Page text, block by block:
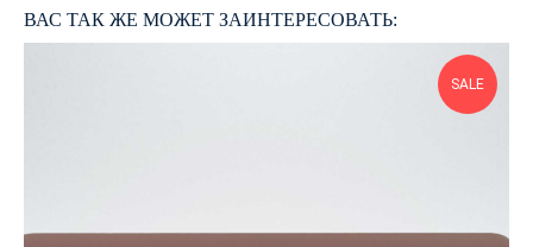
ВАС ТАК ЖЕ МОЖЕТ ЗАИНТЕРЕСОВАТЬ:
SALE